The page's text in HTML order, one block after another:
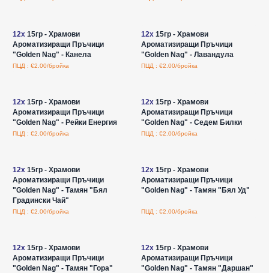
12x15гр - Храмови
Ароматизиращи Пръчици
"Golden Nag" - Канела
ПЦД : €2.00/бройка
12x15гр - Храмови
Ароматизиращи Пръчици
"Golden Nag" - Лавандула
ПЦД : €2.00/бройка
12x15гр - Храмови
Ароматизиращи Пръчици
"Golden Nag" - Рейки Енергия
ПЦД : €2.00/бройка
12x15гр - Храмови
Ароматизиращи Пръчици
"Golden Nag" - Седем Билки
ПЦД : €2.00/бройка
12x15гр - Храмови
Ароматизиращи Пръчици
"Golden Nag" - Тамян "Бял
Градински Чай"
ПЦД : €2.00/бройка
12x15гр - Храмови
Ароматизиращи Пръчици
"Golden Nag" - Тамян "Бял Уд"
ПЦД : €2.00/бройка
12x15гр - Храмови
Ароматизиращи Пръчици
"Golden Nag" - Тамян "Гора"
12x15гр - Храмови
Ароматизиращи Пръчици
"Golden Nag" - Тамян "Даршан"